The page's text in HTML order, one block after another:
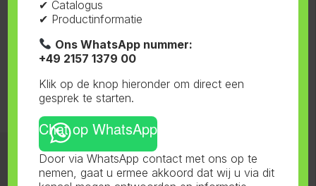
Liquid Fresh
Liquid Polar
Categorieën 1
✔ Catalogus
✔ Productinformatie
Ons WhatsApp nummer:
+49 2157 1379 00
Klik op de knop hieronder om direct een
gesprek te starten.
Chat op WhatsApp
Door via WhatsApp contact met ons op te
nemen, gaat u ermee akkoord dat wij u via dit